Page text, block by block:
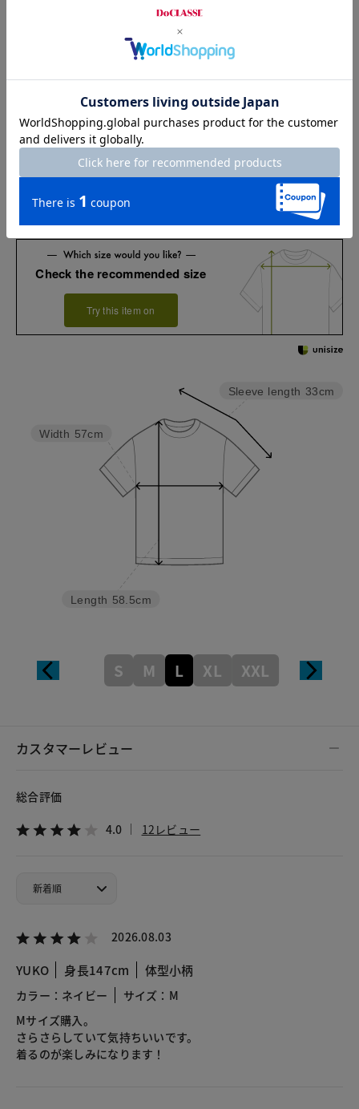
58.5 114
XL 59.5 119 5 34
XXL 60 125 5 34.5
お店で試着する
店頭在庫を見る
Check the recommended size
Try this item on
Sleeve length 33cm
Length 58.5cm
Width 57cm
S M L XL XXL
カスタマーレビュー
総合評価
4.0 12レビュー
2026.08.03
YUKO 身長147cm 体型小柄
カラー：ネイビー
サイズ：M
Mサイズ購入。
さらさらしていて気持ちいいです。
着るのが楽しみになります！